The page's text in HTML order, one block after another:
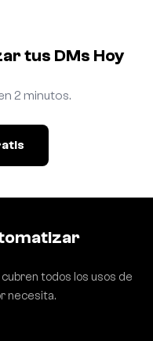
tus DMs Hoy
2 minutos.
todos los usos de
necesita.